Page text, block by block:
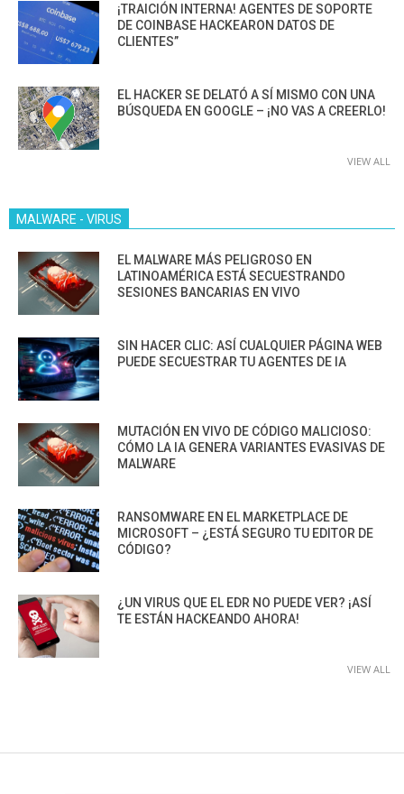
¡TRAICIÓN INTERNA! AGENTES DE SOPORTE
DE COINBASE HACKEARON DATOS DE
CLIENTES”
EL HACKER SE DELATÓ A SÍ MISMO CON UNA
BÚSQUEDA EN GOOGLE – ¡NO VAS A CREERLO!
VIEW ALL
MALWARE - VIRUS
EL MALWARE MÁS PELIGROSO EN
LATINOAMÉRICA ESTÁ SECUESTRANDO
SESIONES BANCARIAS EN VIVO
SIN HACER CLIC: ASÍ CUALQUIER PÁGINA WEB
PUEDE SECUESTRAR TU AGENTES DE IA
MUTACIÓN EN VIVO DE CÓDIGO MALICIOSO:
CÓMO LA IA GENERA VARIANTES EVASIVAS DE
MALWARE
RANSOMWARE EN EL MARKETPLACE DE
MICROSOFT – ¿ESTÁ SEGURO TU EDITOR DE
CÓDIGO?
¿UN VIRUS QUE EL EDR NO PUEDE VER? ¡ASÍ
TE ESTÁN HACKEANDO AHORA!
VIEW ALL